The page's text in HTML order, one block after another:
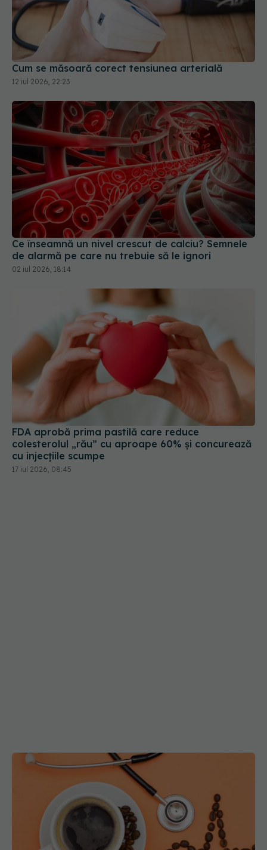
Cum se măsoară corect tensiunea arterială
12 iul 2026, 22:23
Ce înseamnă un nivel crescut de calciu? Semnele
de alarmă pe care nu trebuie să le ignori
02 iul 2026, 18:14
FDA aprobă prima pastilă care reduce
colesterolul „rău” cu aproape 60% și concurează
cu injecțiile scumpe
17 iul 2026, 08:45